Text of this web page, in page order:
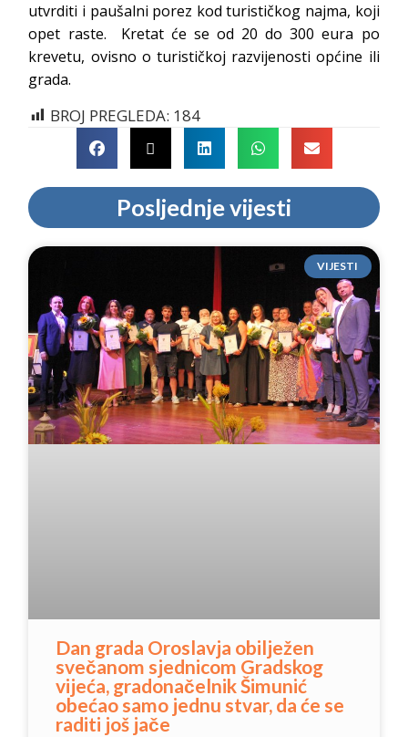
utvrditi i paušalni porez kod turističkog najma, koji
opet raste. Kretat će se od 20 do 300 eura po
krevetu, ovisno o turističkoj razvijenosti općine ili
grada.
BROJ PREGLEDA: 184
Posljednje vijesti
VIJESTI
Dan grada Oroslavja obilježen
svečanom sjednicom Gradskog
vijeća, gradonačelnik Šimunić
obećao samo jednu stvar, da će se
raditi još jače